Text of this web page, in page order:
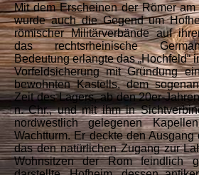
Mit dem Erscheinen der Römer
wurde auch die Gegend um
römischer Militärverbände auf
das rechtsrheinische
Bedeutung erlangte das „Hochfeld“
Vorfeldsicherung mit Gründung
bewohnten Kastells, dem
Zeit des Lagers, ab den 20er-
n. Chr., und mit ihm in
nordwestlich gelegenen
Wachtturm. Er deckte den Ausgang
das den natürlichen Zugang zur
Wohnsitzen der Rom feindlich